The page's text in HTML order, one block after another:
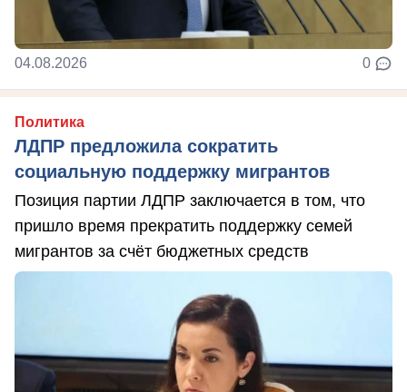
04.08.2026 0
Политика
ЛДПР предложила сократить
социальную поддержку мигрантов
Позиция партии ЛДПР заключается в том, что
пришло время прекратить поддержку семей
мигрантов за счёт бюджетных средств